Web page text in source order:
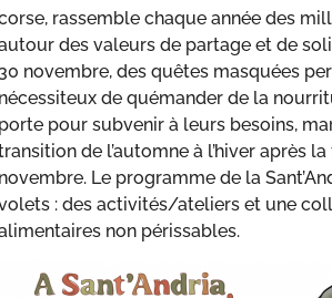
rassemble chaque année des
des valeurs de partage et de
novembre, des quêtes masquées
de quémander de la
pour subvenir à leurs besoins,
de l’automne à l’hiver après
Le programme de la
: des activités/ateliers et une
non périssables.